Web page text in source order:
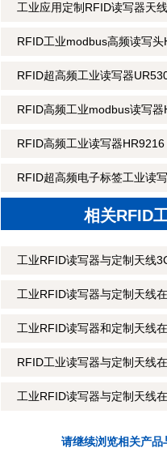
工业应用定制RFID读写器天
RFID工业modbus高频读写头
RFID超高频工业读写器
RFID高频工业modbus读写器
RFID高频工业读写器HR9216
RFID超高频电子标签工业读
相关RFID
工业RFID读写器与定制天线
工业RFID读写器与定制天线
工业RFID读写器和定制天线
RFID工业读写器与定制天线
工业RFID读写器与定制天线
请继续浏览相关产品